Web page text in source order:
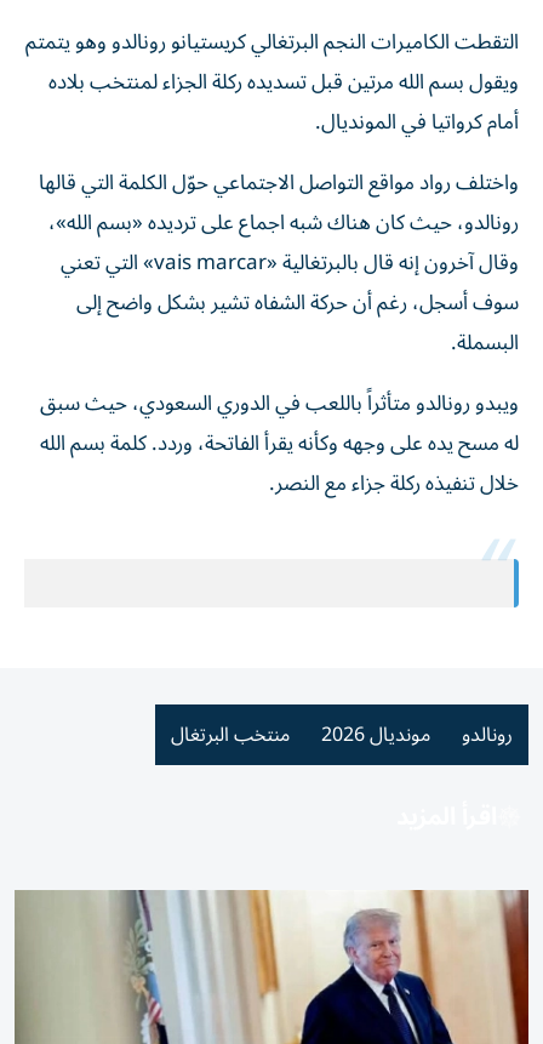
التقطت الكاميرات النجم البرتغالي كريستيانو رونالدو وهو يتمتم
ويقول بسم الله مرتين قبل تسديده ركلة الجزاء لمنتخب بلاده
أمام كرواتيا في المونديال.
واختلف رواد مواقع التواصل الاجتماعي حوّل الكلمة التي قالها
رونالدو، حيث كان هناك شبه اجماع على ترديده «بسم الله»،
وقال آخرون إنه قال بالبرتغالية «vais marcar» التي تعني
سوف أسجل، رغم أن حركة الشفاه تشير بشكل واضح إلى
البسملة.
ويبدو رونالدو متأثراً باللعب في الدوري السعودي، حيث سبق
له مسح يده على وجهه وكأنه يقرأ الفاتحة، وردد. كلمة بسم الله
خلال تنفيذه ركلة جزاء مع النصر.
رونالدو مونديال 2026 منتخب البرتغال